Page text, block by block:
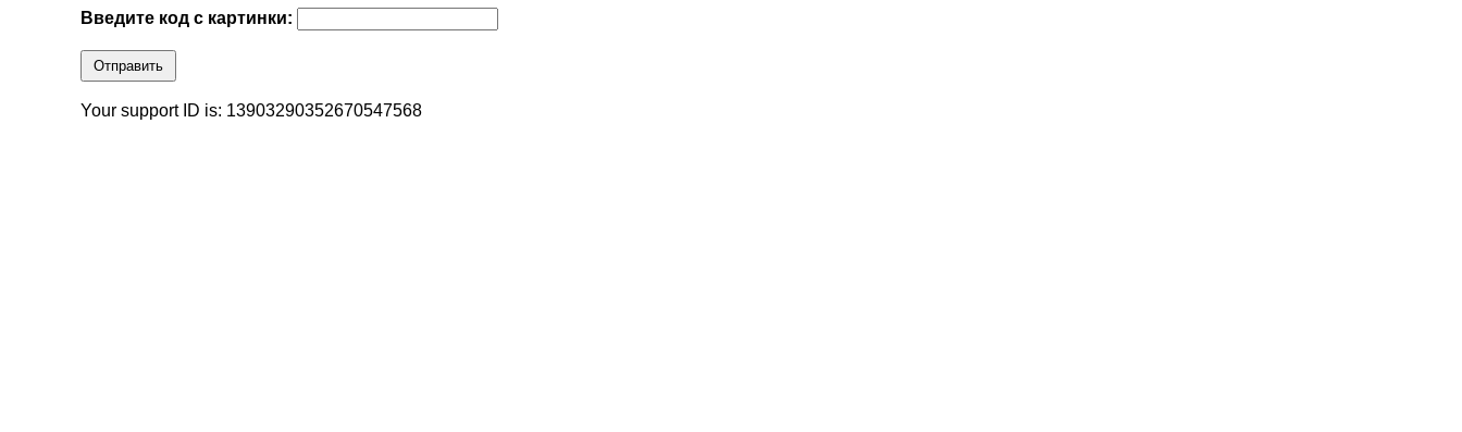
Введите код с картинки:
Отправить
Your support ID is: 13903290352670547568